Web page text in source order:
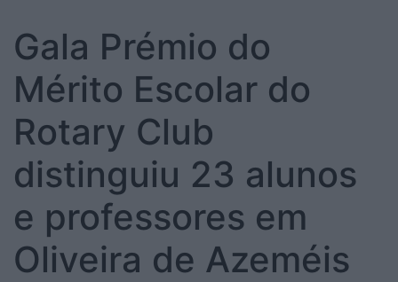
Gala Prémio do
Mérito Escolar do
Rotary Club
distinguiu 23 alunos
e professores em
Oliveira de Azeméis